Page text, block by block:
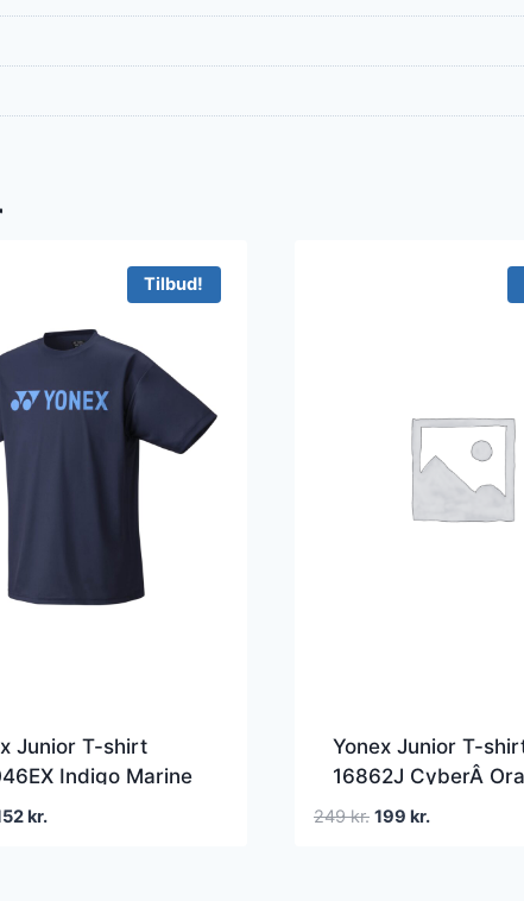
Tilbud!
Junior T-shirt
Indigo Marine
kr.Den
Yonex Junior T-
16862J CyberÂ
249kr. Den
199 kr.Den